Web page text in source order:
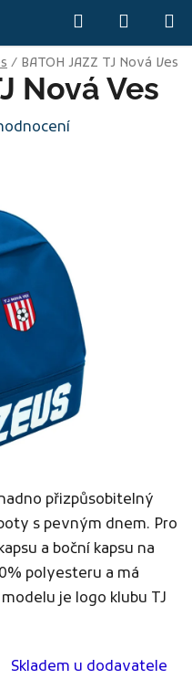
Hledat
KOŠÍK
/ BATOH JAZZ TJ Nová Ves
přizpůsobitelný
s pevným dnem. Pro
a boční kapsu na
polyesteru a má
je logo klubu TJ
Skladem u dodavatele
Nová Ves